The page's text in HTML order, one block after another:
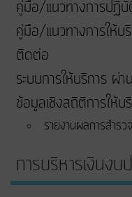
คู่มือ/แนวทางการปฏิบั
คู่มือ/แนวทางการให้บ
ติดต่อ
ระบบการให้บริการ
ข้อมูลเชิงสถิติการให้บ
รายงานผลการสำรว
การบริหารเงินง